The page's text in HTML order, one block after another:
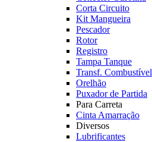
Corta Circuito
Kit Mangueira
Pescador
Rotor
Registro
Tampa Tanque
Transf. Combustível
Orelhão
Puxador de Partida
Para Carreta
Cinta Amarração
Diversos
Lubrificantes